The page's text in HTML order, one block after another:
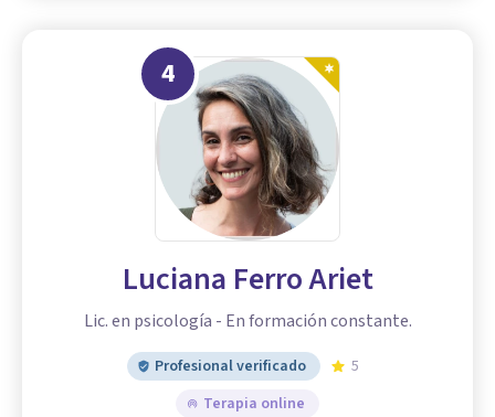
4
Luciana Ferro Ariet
Lic. en psicología - En formación constante.
Profesional verificado
5
Terapia online